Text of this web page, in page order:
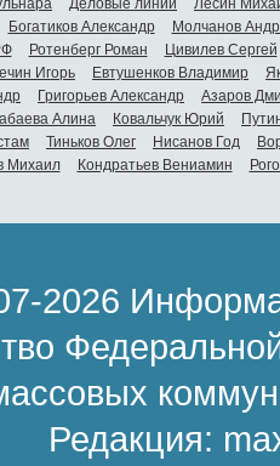
Деловые линии
Лесин
Богатиков Александр
Молчанов
Ротенберг Роман
Цивилев Сергей
Игорь Евтушенков Владимир
Григорьев Александр
Азаров
Алина Ковальчук Юрий
Тиньков Олег Нисанов Год
Михаил Кондратьев Вениамин
2026
Редакция: